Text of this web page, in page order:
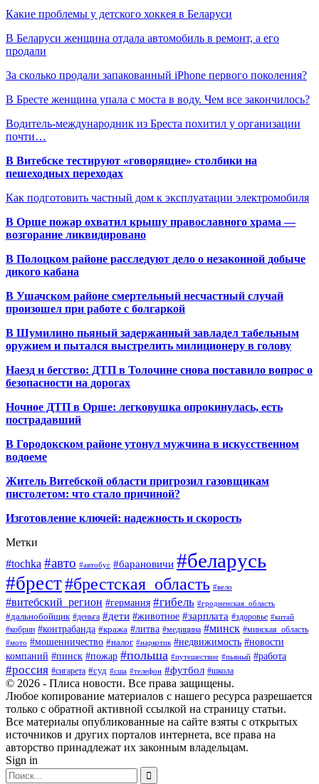
Какие проблемы у детского хоккея в Беларуси
В Беларуси женщина отдала автомобиль в ремонт, а его
продали
За сколько продали запакованный iPhone первого поколения?
В Бресте женщина упала с моста в воду. Чем все закончилось?
Водитель-международник из Бреста похитил у организации
почти…
В Витебске тестируют «говорящие» столбики на
пешеходных переходах
Как подготовить частный дом к эксплуатации электромобиля
В Орше пожар охватил крышу православного храма —
возгорание ликвидировано
В Полоцком районе расследуют дело о незаконной добыче
дикого кабана
В Ушачском районе смертельный несчастный случай
произошел при работе с болгаркой
В Шумилино пьяный задержанный завладел табельным
оружием и пытался выстрелить милиционеру в голову
Наезд и бегство: ДТП в Толочине снова поставило вопрос о
безопасности на дорогах
Ночное ДТП в Орше: легковушка опрокинулась, есть
пострадавший
В Городокском районе утонул мужчина в искусственном
водоеме
Житель Витебской области пригрозил газовщикам
пистолетом: что стало причиной?
Изготовление ключей: надежность и скорость
Метки
#tochka #авто #автобус #барановичи #беларусь
#брест#брестская_область #вело
#витебский_регион #германия #гибель #гродненская_область
#дальнобойщик #деньга #дети #животное #зарплата #здоровье #китай
#кобрин #контрабанда #кража #литва #медицина #минск #минская_область
#мото #мошенничество #налог #наркотик #недвижимость #новости
компаний #пинск #пожар #польша #путешествие #пьяный #работа
#россия #сигарета #суд #сша #телефон #футбол #школа
© 2026 - Плиса новости. Все права защищены.
Любое копирование материалов с нашего ресурса разрешается
только с обратной активной ссылкой на страницу статьи.
Все материалы опубликованные на сайте взяты с открытых
источников и других порталов интернета, все права на
авторство принадлежат их законным владельцам.
Sign in